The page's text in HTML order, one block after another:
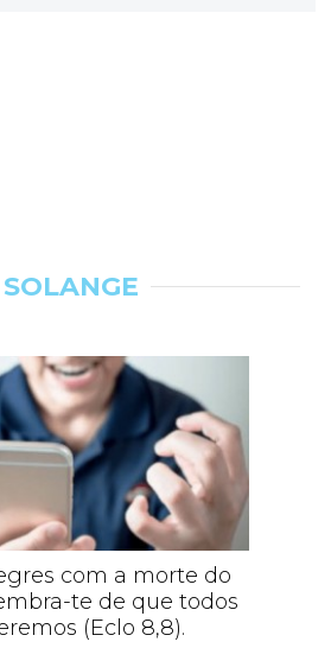
com a morte do
te de que todos
(Eclo 8,8).